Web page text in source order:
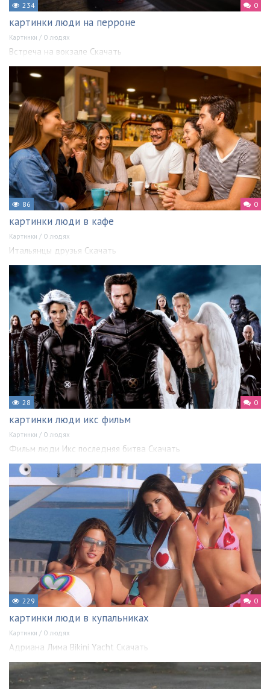
234 0
картинки люди на перроне
Картинки / О людях
Встреча на вокзале Скачать
86 0
картинки люди в кафе
Картинки / О людях
Итальянцы друзья Скачать
28 0
картинки люди икс фильм
Картинки / О людях
Фильм люди Икс последняя битва Скачать
229 0
картинки люди в купальниках
Картинки / О людях
Адриана Лима Bikini Yacht Скачать